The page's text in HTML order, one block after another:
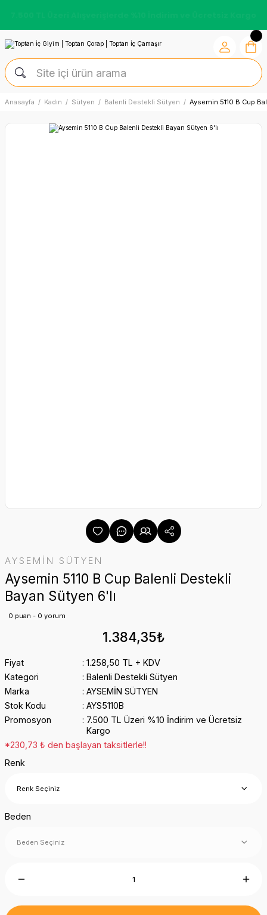
Anasayfa Kadın Sütyen Balenli Destekli Sütyen Aysemin 5110 B Cup
AYSEMİN SÜTYEN
Aysemin 5110 B Cup Balenli Destekli
Bayan Sütyen 6'lı
0 puan - 0 yorum
1.384,35₺
Fiyat
1.258,50 TL + KDV
Kategori
Balenli Destekli Sütyen
Marka
AYSEMİN SÜTYEN
Stok Kodu
AYS5110B
Promosyon
7.500 TL Üzeri %10 İndirim ve Ücretsiz
Kargo
*230,73 ₺ den başlayan taksitlerle!!
Renk
Beden